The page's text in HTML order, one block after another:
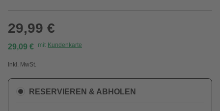
29,99 €
29,09 € mit Kundenkarte
Inkl. MwSt.
RESERVIEREN & ABHOLEN